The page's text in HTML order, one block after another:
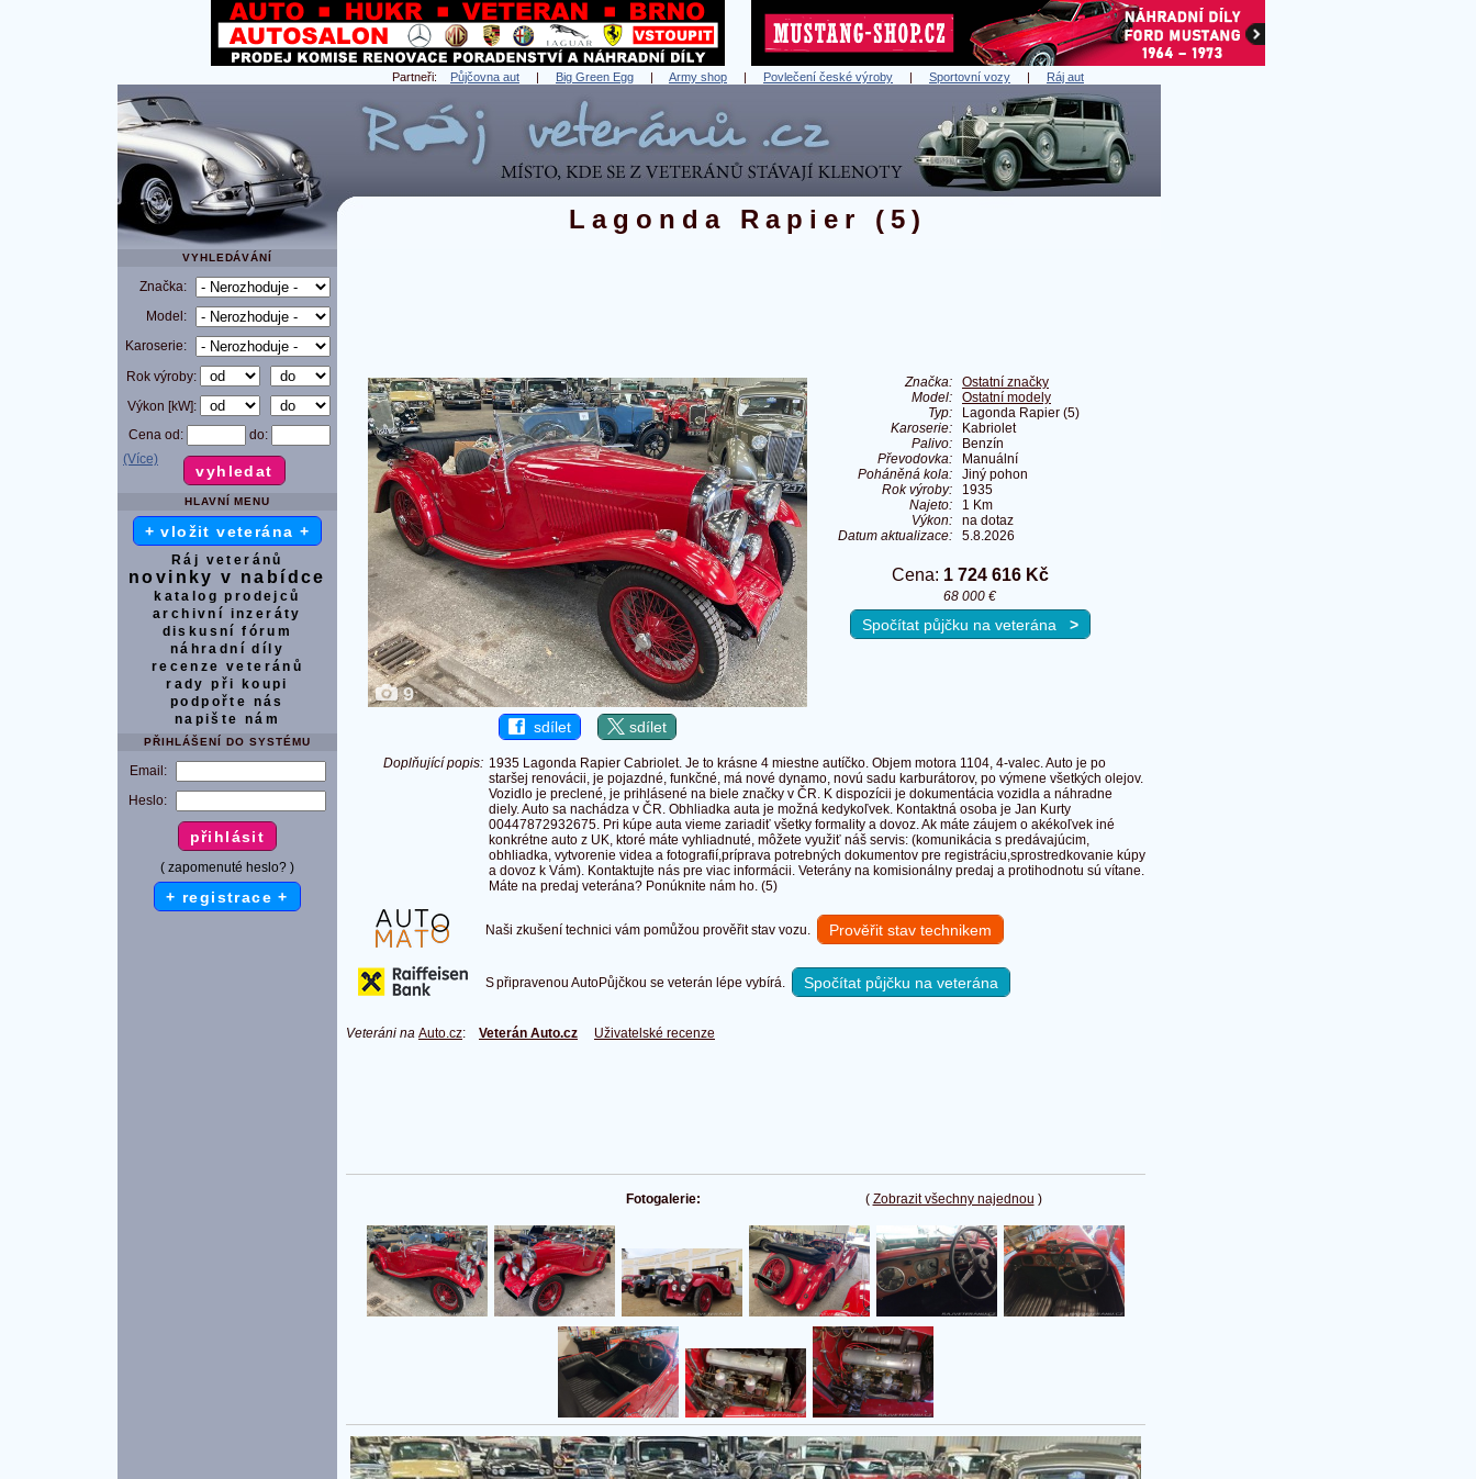
Partneři: Půjčovna aut | Big Green Egg | Army shop | Povlečení české výroby | Sportovní vozy | Ráj aut
Lagonda Rapier (5)
VYHLEDÁVÁNÍ
Značka:
Model:
Karoserie:
Rok výroby:
Výkon [kW]:
Cena od:
do:
(Více)
HLAVNÍ MENU
+ vložit veterána +
Ráj veteránů
novinky v nabídce
katalog prodejců
archivní inzeráty
diskusní fórum
náhradní díly
recenze veteránů
rady při koupi
podpořte nás
napište nám
PŘIHLÁŠENÍ DO SYSTÉMU
Email:
Heslo:
( zapomenuté heslo? )
+ registrace +
9
sdílet sdílet
Značka:
Ostatní značky
Model:
Ostatní modely
Typ:
Lagonda Rapier (5)
Karoserie:
Kabriolet
Palivo:
Benzín
Převodovka:
Manuální
Poháněná kola:
Jiný pohon
Rok výroby:
1935
Najeto:
1 Km
Výkon:
na dotaz
Datum aktualizace:
5.8.2026
Cena: 1 724 616 Kč
68 000 €
Spočítat půjčku na veterána >
Doplňující popis: 1935 Lagonda Rapier Cabriolet. Je to krásne 4 miestne autíčko. Objem motora 1104, 4-valec. Auto je po
staršej renovácii, je pojazdné, funkčné, má nové dynamo, novú sadu karburátorov, po výmene všetkých olejov.
Vozidlo je preclené, je prihlásené na biele značky v ČR. K dispozícii je dokumentácia vozidla a náhradne
diely. Auto sa nachádza v ČR. Obhliadka auta je možná kedykoľvek. Kontaktná osoba je Jan Kurty
00447872932675. Pri kúpe auta vieme zariadiť všetky formality a dovoz. Ak máte záujem o akékoľvek iné
konkrétne auto z UK, ktoré máte vyhliadnuté, môžete využiť náš servis: (komunikácia s predávajúcim,
obhliadka, vytvorenie videa a fotografií,príprava potrebných dokumentov pre registráciu,sprostredkovanie kúpy
a dovoz k Vám). Kontaktujte nás pre viac informácii. Veterány na komisionálny predaj a protihodnotu sú vítane.
Máte na predaj veterána? Ponúknite nám ho. (5)
Naši zkušení technici vám pomůžou prověřit stav vozu. Prověřit stav technikem
S připravenou AutoPůjčkou se veterán lépe vybírá. Spočítat půjčku na veterána
Veteráni na Auto.cz: Veterán Auto.cz Uživatelské recenze
( Zobrazit všechny najednou )
Fotogalerie: